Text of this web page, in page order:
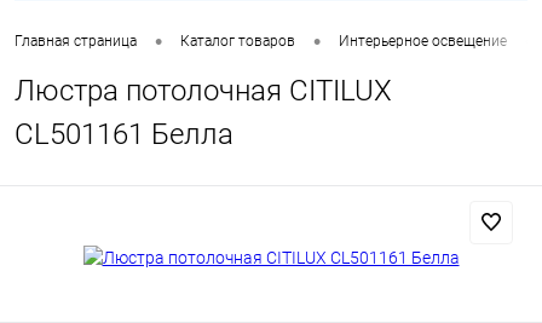
Главная страница • Каталог товаров • Интерьерное освещение
Люстра потолочная CITILUX
CL501161 Белла